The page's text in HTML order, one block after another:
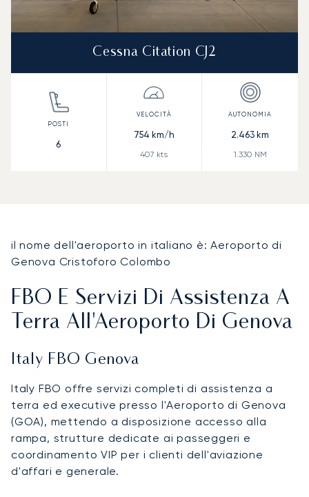
Cessna Citation CJ2
6
754 km/h
407 kts
2.463 km
1.330 NM
il nome dell'aeroporto in italiano è: Aeroporto di
Genova Cristoforo Colombo
FBO E Servizi Di Assistenza A
Terra All'Aeroporto Di Genova
Italy FBO Genova
Italy FBO offre servizi completi di assistenza a
terra ed executive presso l'Aeroporto di Genova
(GOA), mettendo a disposizione accesso alla
rampa, strutture dedicate ai passeggeri e
coordinamento VIP per i clienti dell'aviazione
d'affari e generale.